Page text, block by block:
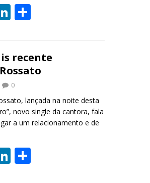
Li
n
e
dI
n
e
recente
0
lançada na noite desta
novo single da cantora, fala
a um relacionamento e de
Li
n